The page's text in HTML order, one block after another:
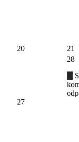
20 21
27
28